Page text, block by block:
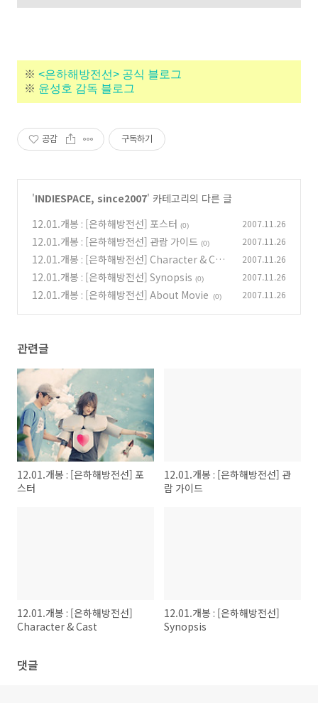
※ <은하해방전선> 공식 블로그
※ 윤성호 감독 블로그
공감 구독하기
'INDIESPACE, since2007' 카테고리의 다른 글
12.01.개봉 : [은하해방전선] 포스터 (0) 2007.11.26
12.01.개봉 : [은하해방전선] 관람 가이드 (0) 2007.11.26
12.01.개봉 : [은하해방전선] Character & Cast
(0)
2007.11.26
12.01.개봉 : [은하해방전선] Synopsis (0) 2007.11.26
12.01.개봉 : [은하해방전선] About Movie (0) 2007.11.26
관련글
12.01.개봉 : [은하해방전선] 포
스터
12.01.개봉 : [은하해방전선] 관
람 가이드
12.01.개봉 : [은하해방전선]
Character & Cast
12.01.개봉 : [은하해방전선]
Synopsis
댓글